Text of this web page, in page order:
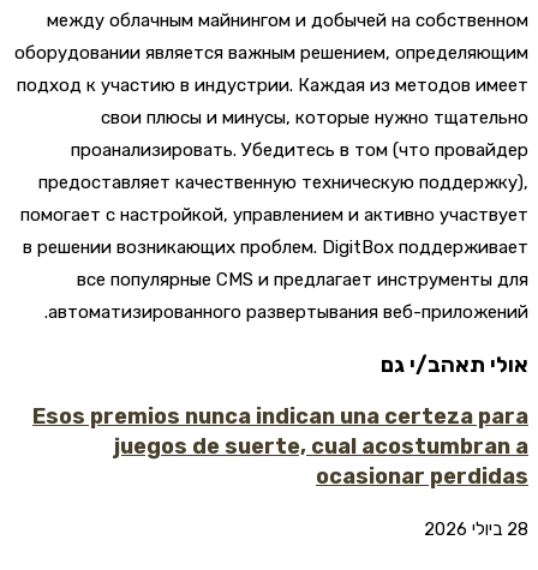
между облачным майнингом и добычей на
оборудовании является важным решением,
подход к участию в индустрии. Каждая из методов
свои плюсы и минусы, которые нужно
проанализировать. Убедитесь в том (что
предоставляет качественную техническую
помогает с настройкой, управлением и активно
в решении возникающих проблем. DigitBox
все популярные CMS и предлагает
автоматизированного развертывания веб-
תאהב/י גם
Esos premios nunca indican una certeza
juegos de suerte, cual
ocasionar